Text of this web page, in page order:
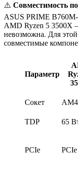
⚠️ Совместимость
ASUS PRIME
AMD Ryzen 5 3500X
невозможна. Для этой
совместимые
Параметр
Сокет AM4
TDP
65
PCIe